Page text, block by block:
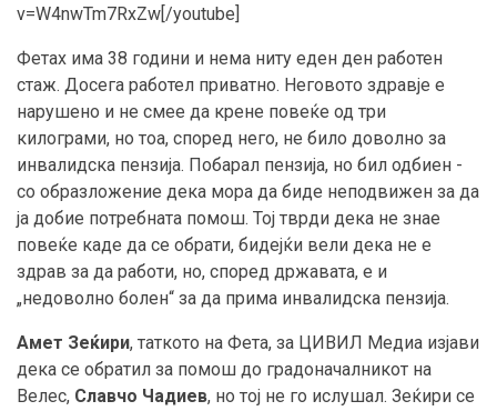
v=W4nwTm7RxZw[/youtube]
Фетах има 38 години и нема ниту еден ден работен
стаж. Досега работел приватно. Неговото здравје е
нарушено и не смее да крене повеќе од три
килограми, но тоа, според него, не било доволно за
инвалидска пензија. Побарал пензија, но бил одбиен -
со образложение дека мора да биде неподвижен за да
ја добие потребната помош. Тој тврди дека не знае
повеќе каде да се обрати, бидејќи вели дека не е
здрав за да работи, но, според државата, е и
„недоволно болен“ за да прима инвалидска пензија.
Амет Зеќири, таткото на Фета, за ЦИВИЛ Медиа изјави
дека се обратил за помош до градоначалникот на
Велес, Славчо Чадиев, но тој не го ислушал. Зеќири се